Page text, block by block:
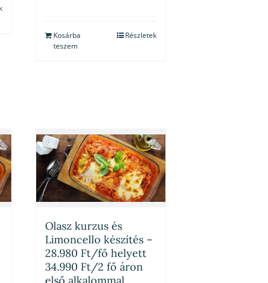
Kosárba
teszem
Részletek
Olasz kurzus és
Limoncello készítés –
28.980 Ft/fő helyett
34.990 Ft/2 fő áron